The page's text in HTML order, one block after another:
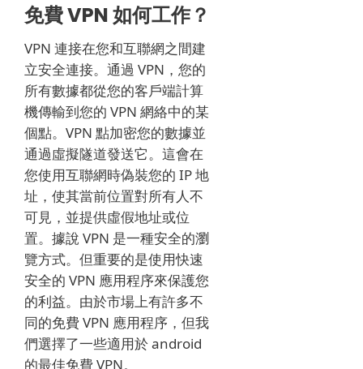
免費 VPN 如何工作？
VPN 連接在您和互聯網之間建
立安全連接。 通過 VPN，您的
所有數據都從您的客戶端計算
機傳輸到您的 VPN 網絡中的某
個點。 VPN 點加密您的數據並
通過虛擬隧道發送它。 這會在
您使用互聯網時偽裝您的 IP 地
址，使其當前位置對所有人不
可見，並提供虛假地址或位
置。 據說 VPN 是一種安全的瀏
覽方式。 但重要的是使用快速
安全的 VPN 應用程序來保護您
的利益。 由於市場上有許多不
同的免費 VPN 應用程序，但我
們選擇了一些適用於 android
的最佳免費 VPN。